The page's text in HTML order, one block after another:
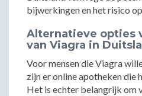
bijwerkingen en het risico
Alternatieve opties
van Viagra in
Voor mensen die Viagra
zijn er online apotheken die
Het is echter belangrijk om